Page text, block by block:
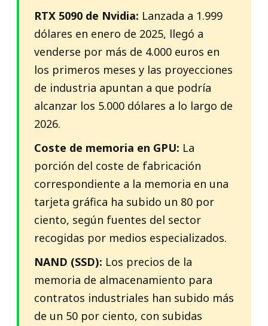
RTX 5090 de Nvidia: Lanzada a 1.999
dólares en enero de 2025, llegó a
venderse por más de 4.000 euros en
los primeros meses y las proyecciones
de industria apuntan a que podría
alcanzar los 5.000 dólares a lo largo de
2026.
Coste de memoria en GPU: La
porción del coste de fabricación
correspondiente a la memoria en una
tarjeta gráfica ha subido un 80 por
ciento, según fuentes del sector
recogidas por medios especializados.
NAND (SSD): Los precios de la
memoria de almacenamiento para
contratos industriales han subido más
de un 50 por ciento, con subidas